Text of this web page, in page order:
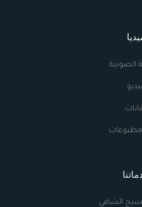
الصوتية
الشافي